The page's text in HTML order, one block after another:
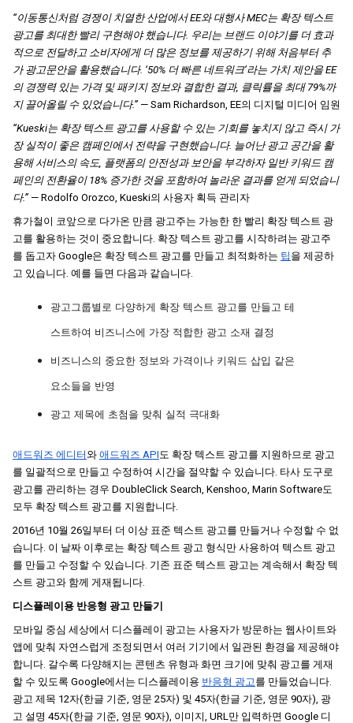
“이동통신처럼 경쟁이 치열한 산업에서 EE와 대행사 MEC는 확장 텍스트
광고를 최대한 빨리 구현해야 했습니다. 우리는 브랜드 이야기를 더 효과
적으로 전달하고 소비자에게 더 많은 정보를 제공하기 위해 처음부터 추
가 광고문안을 활용했습니다. ‘50% 더 빠른 네트워크’라는 가치 제안을 EE
의 경쟁력 있는 가격 및 패키지 정보와 결합한 결과, 클릭률을 최대 79%까
지 끌어올릴 수 있었습니다.” — Sam Richardson, EE의 디지털 미디어 임원
“Kueski는 확장 텍스트 광고를 사용할 수 있는 기회를 놓치지 않고 즉시 가
장 실적이 좋은 캠페인에서 전략을 구현했습니다. 늘어난 광고 공간을 활
용해 서비스의 속도, 플랫폼의 안전성과 보안을 부각하자 일반 키워드 캠
페인의 전환율이 18% 증가한 것을 포함하여 놀라운 결과를 얻게 되었습니
다.” — Rodolfo Orozco, Kueski의 사용자 획득 관리자
휴가철이 코앞으로 다가온 만큼 광고주는 가능한 한 빨리 확장 텍스트 광
고를 활용하는 것이 중요합니다. 확장 텍스트 광고를 시작하려는 광고주
를 돕고자 Google은 확장 텍스트 광고를 만들고 최적화하는 팁 을 제공하
고 있습니다. 예를 들면 다음과 같습니다.
광고그룹별로 다양하게 확장 텍스트 광고를 만들고 테
스트하여 비즈니스에 가장 적합한 광고 소재 결정
비즈니스의 중요한 정보와 가격이나 키워드 삽입 같은
요소들을 반영
광고 제목에 초첨을 맞춰 실적 극대화
애드워즈 에디터와 애드워즈 API도 확장 텍스트 광고를 지원하므로 광고
를 일괄적으로 만들고 수정하여 시간을 절약할 수 있습니다. 타사 도구로
광고를 관리하는 경우 DoubleClick Search, Kenshoo, Marin Software도
모두 확장 텍스트 광고를 지원합니다.
2016년 10월 26일부터 더 이상 표준 텍스트 광고를 만들거나 수정할 수 없
습니다. 이 날짜 이후로는 확장 텍스트 광고 형식만 사용하여 텍스트 광고
를 만들고 수정할 수 있습니다. 기존 표준 텍스트 광고는 계속해서 확장 텍
스트 광고와 함께 게재됩니다.
디스플레이용 반응형 광고 만들기
모바일 중심 세상에서 디스플레이 광고는 사용자가 방문하는 웹사이트와
앱에 맞춰 자연스럽게 조정되면서 여러 기기에서 일관된 환경을 제공해야
합니다. 갈수록 다양해지는 콘텐츠 유형과 화면 크기에 맞춰 광고를 게재
할 수 있도록 Google에서는 디스플레이용 반응형 광고를 만들었습니다.
광고 제목 12자(한글 기준, 영문 25자) 및 45자(한글 기준, 영문 90자), 광
고 설명 45자(한글 기준, 영문 90자), 이미지, URL만 입력하면 Google 디